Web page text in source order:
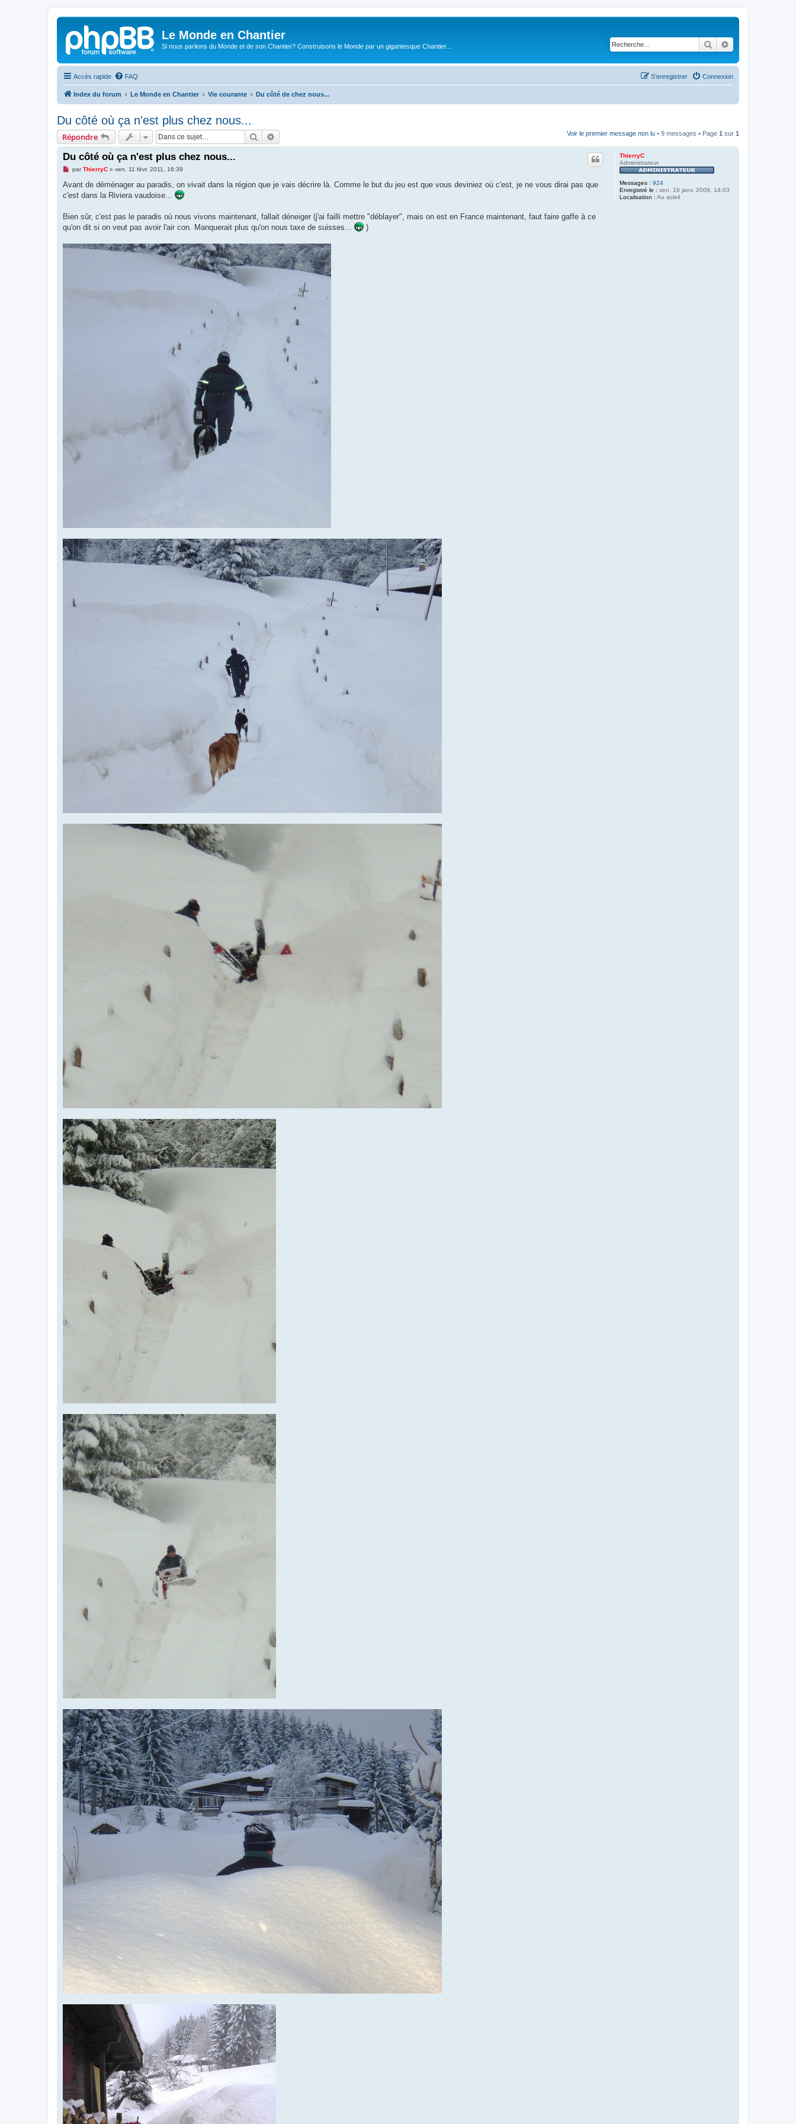
Le Monde en Chantier
Si nous parlions du Monde et de son Chantier? Construisons le Monde par un gigantesque Chantier... Rechercher
Accès rapide FAQ Connexion
S’enregistrer
Index du forum Le Monde en Chantier Vie courante Du côté de chez nous...
Du côté où ça n'est plus chez nous...
Répondre Rechercher Voir le premier message non lu • 9 messages • Page 1 sur 1
ThierryC
Administrateur
Messages : 924
Enregistré le : ven. 16 janv. 2009, 14:03
Localisation : Au soleil
Du côté où ça n'est plus chez nous...
M
s
a
n
o
u
parThierryC» ven. 11 févr. 2011, 16:39
Avant de déménager au paradis, on vivait dans la région que je vais décrire là. Comme le but du jeu est que vous deviniez où c'est, je ne vous dirai pas que
c'est dans la Riviera vaudoise...
Bien sûr, c'est pas le paradis où nous vivons maintenant, fallait déneiger (j'ai failli mettre "déblayer", mais on est en France maintenant, faut faire gaffe à ce
qu'on dit si on veut pas avoir l'air con. Manquerait plus qu'on nous taxe de suisses...
)